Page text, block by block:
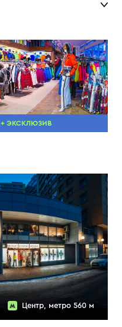
+ ЭКСКЛЮЗИВ
Центр, метро 560 м